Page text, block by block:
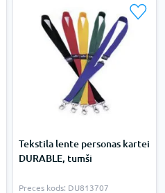
Tekstila lente personas kartei
DURABLE, tumši
Preces kods: DU813707